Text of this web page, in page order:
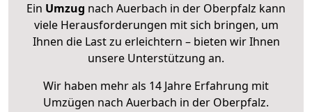
Ein Umzug nach Auerbach in der Oberpfalz kann
viele Herausforderungen mit sich bringen, um
Ihnen die Last zu erleichtern – bieten wir Ihnen
unsere Unterstützung an.
Wir haben mehr als 14 Jahre Erfahrung mit
Umzügen nach Auerbach in der Oberpfalz.